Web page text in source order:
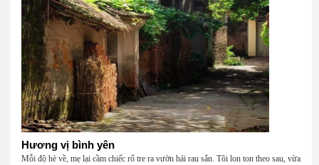
nghèo đến đâu, cũng còn có nhau để quay về.
Hương vị bình yên
Mỗi độ hè về, mẹ lại cầm chiếc rổ tre ra vườn hái rau sắn. Tôi lon ton theo sau, vừa